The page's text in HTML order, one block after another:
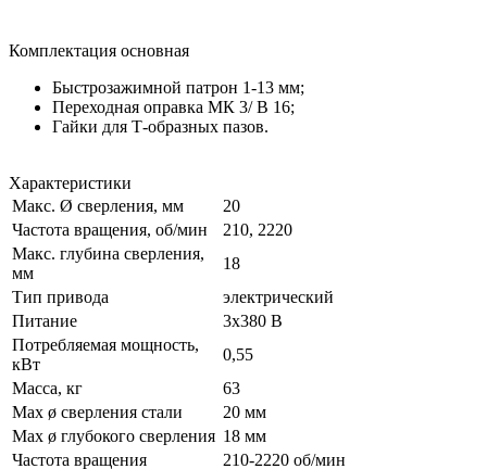
Комплектация основная
Быстрозажимной патрон 1-13 мм;
Переходная оправка МК 3/ B 16;
Гайки для Т-образных пазов.
Характеристики
Макс. Ø сверления, мм
20
Частота вращения, об/мин
210, 2220
Макс. глубина сверления,
мм
18
Тип привода
электрический
Питание
3х380 В
Потребляемая мощность,
кВт
0,55
Масса, кг
63
Max ø сверления стали
20 мм
Max ø глубокого сверления 18 мм
Частота вращения
210-2220 об/мин